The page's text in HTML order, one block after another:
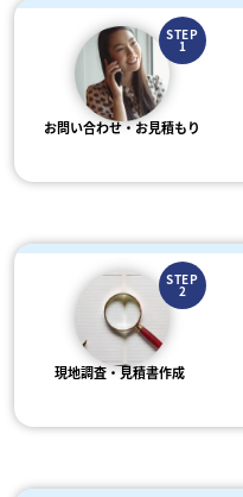
STEP
1
お問い合わせ・お見積もり
STEP
2
現地調査・見積書作成